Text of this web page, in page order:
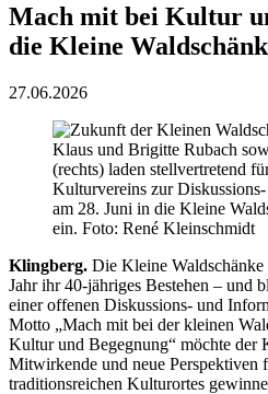
Mach mit bei Kultur
die Kleine
27.06.2026
Klaus und Brigitte Rubach
(rechts) laden stellvertretend
Kulturvereins zur
am 28. Juni in die Kleine
ein. Foto: René Kleinschmidt
Klingberg. Die Kleine
Jahr ihr 40-jähriges Bestehen – und
einer offenen Diskussions- und
Motto „Mach mit bei der kleinen
Kultur und Begegnung“ möchte der
Mitwirkende und neue Perspektiven
traditionsreichen Kulturortes